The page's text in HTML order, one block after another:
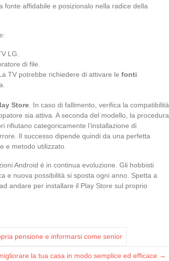
fonte affidabile e posizionalo nella radice della
LG.
di file.
TV potrebbe richiedere di attivare le fonti
Store . In caso di fallimento, verifica la compatibilità
sia attiva. A seconda del modello, la procedura
rifiutano categoricamente l’installazione di
Il successo dipende quindi da una perfetta
e metodo utilizzato.
Android è in continua evoluzione. Gli hobbisti
e nuova possibilità si sposta ogni anno. Spetta a
andare per installare il Play Store sul proprio
pensione e informarsi come senior
la tua casa in modo semplice ed efficace →